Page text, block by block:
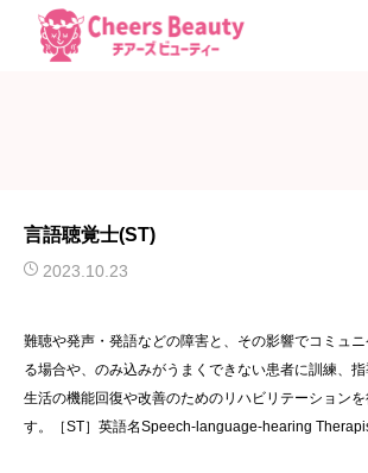
言語聴覚士(ST)
2023.10.23
難聴や発声・発語などの障害と、その影響でコミュ
る場合や、のみ込みがうまくできない患者に訓練、
生活の機能回復や改善のためのリハビリテーション
す。［ST］英語名Speech-language-hearing